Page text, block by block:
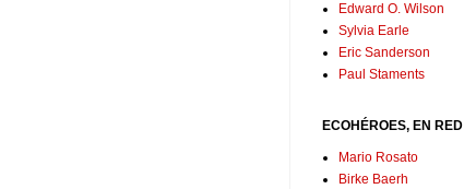
Edward O. Wilson
Sylvia Earle
Eric Sanderson
Paul Staments
ECOHÉROES, EN RED
Mario Rosato
Birke Baerh